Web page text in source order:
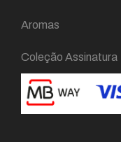
Aromas
Coleção Assinatura